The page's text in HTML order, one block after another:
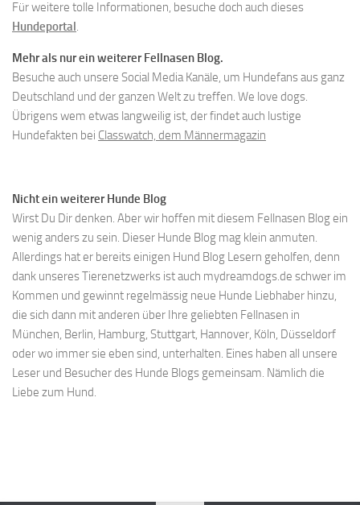
Für weitere tolle Informationen, besuche doch auch dieses
Hundeportal.
Mehr als nur ein weiterer Fellnasen Blog.
Besuche auch unsere Social Media Kanäle, um Hundefans aus ganz
Deutschland und der ganzen Welt zu treffen. We love dogs.
Übrigens wem etwas langweilig ist, der findet auch lustige
Hundefakten bei Classwatch, dem Männermagazin
Nicht ein weiterer Hunde Blog
Wirst Du Dir denken. Aber wir hoffen mit diesem Fellnasen Blog ein
wenig anders zu sein. Dieser Hunde Blog mag klein anmuten.
Allerdings hat er bereits einigen Hund Blog Lesern geholfen, denn
dank unseres Tierenetzwerks ist auch mydreamdogs.de schwer im
Kommen und gewinnt regelmässig neue Hunde Liebhaber hinzu,
die sich dann mit anderen über Ihre geliebten Fellnasen in
München, Berlin, Hamburg, Stuttgart, Hannover, Köln, Düsseldorf
oder wo immer sie eben sind, unterhalten. Eines haben all unsere
Leser und Besucher des Hunde Blogs gemeinsam. Nämlich die
Liebe zum Hund.